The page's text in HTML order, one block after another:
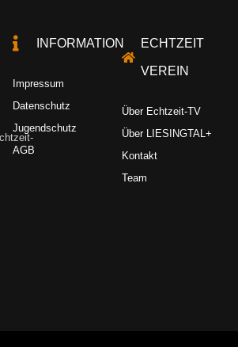
INFORMATION
Impressum
Datenschutz
Jugendschutz
AGB
ECHTZEIT
VEREIN
Über Echtzeit-TV
Über LIESINGTAL+
Kontakt
Team